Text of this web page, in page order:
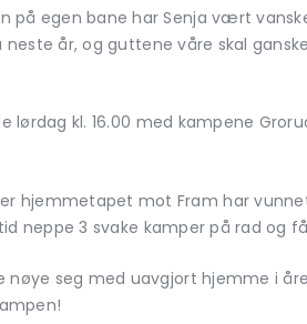
egen bane har Senja vært
år, og guttene våre skal
kl. 16.00 med kampene
hjemmetapet mot Fram har
neppe 3 svake kamper på rad og
nøye seg med uavgjort hjemme i